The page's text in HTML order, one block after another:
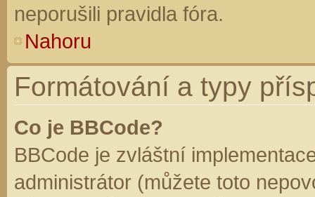
neporušili pravidla fóra.
Nahoru
Formátování a typy
Co je BBCode?
BBCode je zvláštní
administrátor (můžete toto